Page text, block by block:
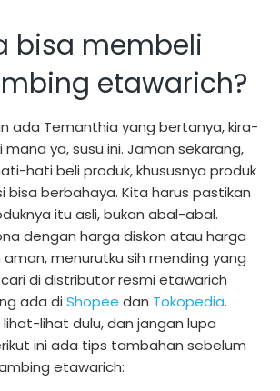
bisa membeli
etawarich?
ada Temanthia yang bertanya, kira-
mana ya, susu ini. Jaman sekarang,
hati beli produk, khususnya produk
bisa berbahaya. Kita harus pastikan
itu asli, bukan abal-abal.
dengan harga diskon atau harga
aman, menurutku sih mending yang
di distributor resmi etawarich
ada di Shopee dan Tokopedia.
lihat dulu, dan jangan lupa
ini ada tips tambahan sebelum
etawarich: